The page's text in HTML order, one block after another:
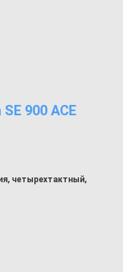
900 ACE
четырехтактный,